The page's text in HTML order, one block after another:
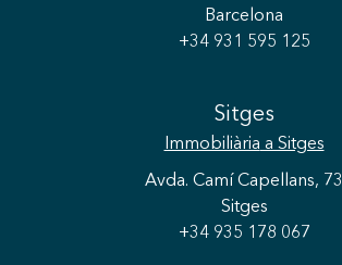
Barcelona
+34 931 595 125
Sitges
Immobiliària a Sitges
Avda. Camí Capellans, 73
Sitges
+34 935 178 067